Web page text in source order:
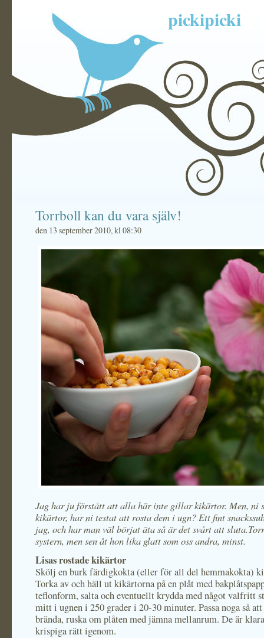
pickipicki
Torrboll kan du vara själv!
den 13 september 2010, kl 08:30
Jag har ju förstått att alla här inte gillar kikärtor. Men, ni
kikärtor, har ni testat att rosta dem i ugn? Ett fint
jag, och har man väl börjat äta så är det svårt att
systern, men sen åt hon lika glatt som oss andra, minst.
Lisas rostade kikärtor
Skölj en burk färdigkokta (eller för all del hemmakokta)
Torka av och häll ut kikärtorna på en plåt med
teflonform, salta och eventuellt krydda med något valfritt
mitt i ugnen i 250 grader i 20-30 minuter. Passa noga så
brända, ruska om plåten med jämna mellanrum. De är
krispiga rätt igenom.